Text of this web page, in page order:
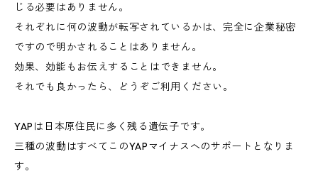
じる必要はありません。
それぞれに何の波動が転写されているかは、完全に企業秘密
ですので明かされることはありません。
効果、効能もお伝えすることはできません。
それでも良かったら、どうぞご利用ください。
YAPは日本原住民に多く残る遺伝子です。
三種の波動はすべてこのYAPマイナスへのサポートとなりま
す。